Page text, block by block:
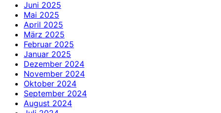
Juni 2025
Mai 2025
April 2025
März 2025
Februar 2025
Januar 2025
Dezember 2024
November 2024
Oktober 2024
September 2024
August 2024